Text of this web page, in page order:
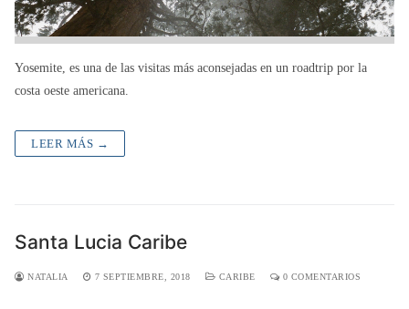
Yosemite, es una de las visitas más aconsejadas en un roadtrip por la
costa oeste americana.
LEER MÁS →
Santa Lucia Caribe
NATALIA 7 SEPTIEMBRE, 2018 CARIBE 0 COMENTARIOS